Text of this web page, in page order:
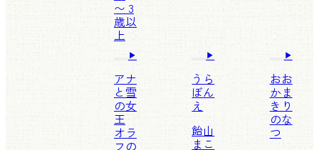
〜 3
歳以
上
アナ
と雪
の女
王
オラ
フの
うら
ぼん
え
飴山
まこ
おお
かま
きり
のな
つ